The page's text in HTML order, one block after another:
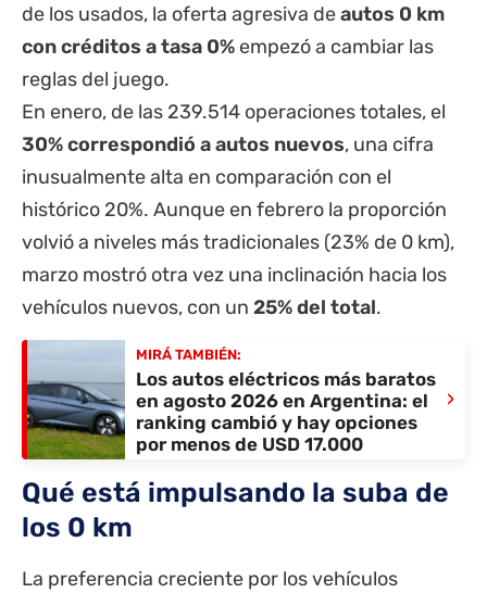
de los usados, la oferta agresiva deautos 0 km
con créditos a tasa 0% empezó a cambiar las
reglas del juego.
En enero, de las 239.514 operaciones totales, el
30% correspondió a autos nuevos, una cifra
inusualmente alta en comparación con el
histórico 20%. Aunque en febrero la proporción
volvió a niveles más tradicionales (23% de 0 km),
marzo mostró otra vez una inclinación hacia los
vehículos nuevos, con un 25% del total.
MIRÁ TAMBIÉN:
Los autos eléctricos más baratos
en agosto 2026 en Argentina: el
ranking cambió y hay opciones
por menos de USD 17.000
›
Qué está impulsando la suba de
los 0 km
La preferencia creciente por los vehículos